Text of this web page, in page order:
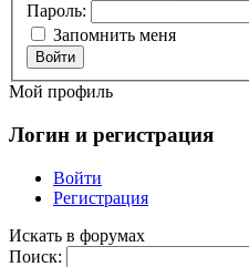
Пароль:
Запомнить меня
Войти
Мой профиль
Логин и регистрация
Войти
Регистрация
Искать в форумах
Поиск: